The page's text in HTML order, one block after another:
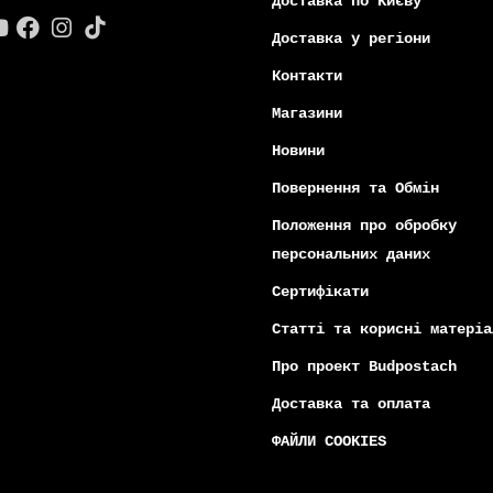
Ручна лебідка Forte HCB-2T
3 670 грн
2 494 грн
Інформація